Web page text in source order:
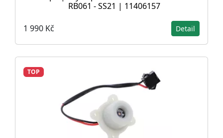
RB061 - SS21 | 11406157
1 990 Kč Detail
TOP